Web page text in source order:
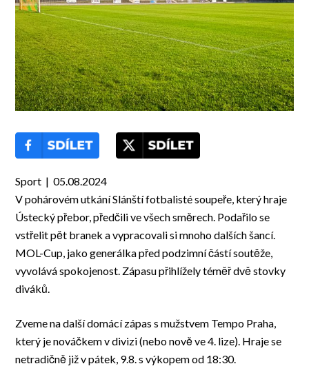
Sport | 05.08.2024
V pohárovém utkání Slánští fotbalisté soupeře, který hraje
Ústecký přebor, předčili ve všech směrech. Podařilo se
vstřelit pět branek a vypracovali si mnoho dalších šancí.
MOL-Cup, jako generálka před podzimní částí soutěže,
vyvolává spokojenost. Zápasu přihlížely téměř dvě stovky
diváků.
Zveme na další domácí zápas s mužstvem Tempo Praha,
který je nováčkem v divizi (nebo nově ve 4. lize). Hraje se
netradičně již v pátek, 9.8. s výkopem od 18:30.